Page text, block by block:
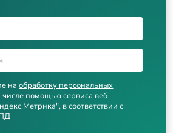
наобработку персональных
числе помощью сервиса веб-
в соответствии с